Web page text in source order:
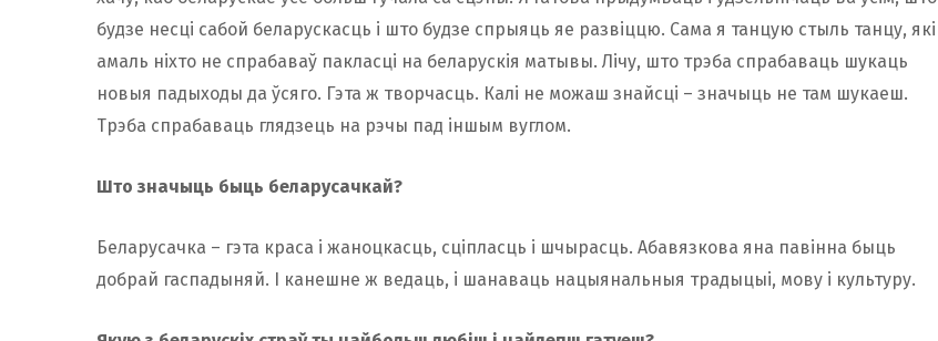
будзе несці сабой беларускасць і што будзе спрыяць яе развіццю. Сама я танцую стыль танцу, які
амаль ніхто не спрабаваў пакласці на беларускія матывы. Лічу, што трэба спрабаваць шукаць
новыя падыходы да ўсяго. Гэта ж творчасць. Калі не можаш знайсці – значыць не там шукаеш.
Трэба спрабаваць глядзець на рэчы пад іншым вуглом.
Што значыць быць беларусачкай?
Беларусачка – гэта краса і жаноцкасць, сціпласць і шчырасць. Абавязкова яна павінна быць
добрай гаспадыняй. І канешне ж ведаць, і шанаваць нацыянальныя традыцыі, мову і культуру.